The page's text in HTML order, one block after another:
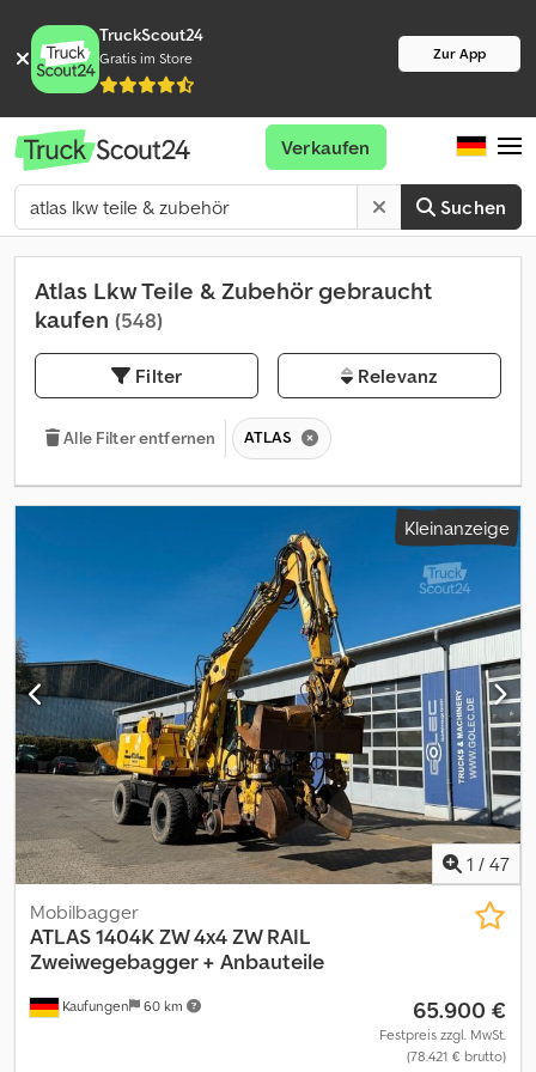
TruckScout24
Gratis im Store Zur App
Suchen
Verkaufen
Atlas Lkw Teile & Zubehör gebraucht
kaufen (548)
Filter Relevanz
Alle Filter entfernen ATLAS
Kleinanzeige
1 / 47
Kaufungen 60 km
Mobilbagger
ATLAS1404K ZW 4x4 ZW RAIL
Zweiwegebagger + Anbauteile
65.900 €
Festpreis zzgl. MwSt.
(78.421 € brutto)